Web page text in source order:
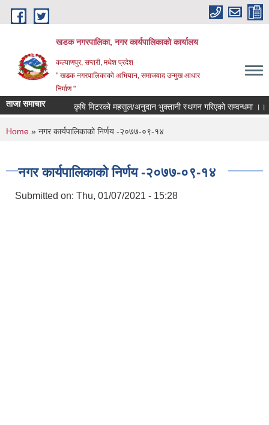
Skip to main content
खडक नगरपालिका, नगर कार्यपालिकाकाे कार्यालय
कल्याणपुर, सप्तरी, मधेश प्रदेश
" खडक नगरपालिकाको अभियान, समाजवाद उन्मुख आधार
निर्माण "
ताजा समाचार कृषि मिटरको महसुल/अनुदान भुक्तानी स्थगन गरिएको सम्वन्धमा ।।।
You are here
Home » नगर कार्यपालिकाकाे निर्णय -२०७७-०९-१४
नगर कार्यपालिकाकाे निर्णय -२०७७-०९-१४
Submitted on: Thu, 01/07/2021 - 15:28